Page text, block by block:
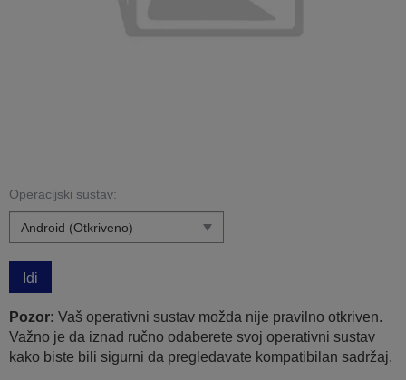
Operacijski sustav:
Idi
Pozor: Vaš operativni sustav možda nije pravilno otkriven.
Važno je da iznad ručno odaberete svoj operativni sustav
kako biste bili sigurni da pregledavate kompatibilan sadržaj.